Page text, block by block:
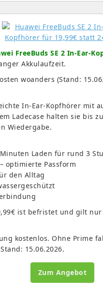
FreeBuds SE 2 In-Ear-
Akkulaufzeit.
woanders (Stand:
In-Ear-Kopfhörer mit
Ladecase halten sie bis
Wiedergabe.
Laden für rund 3
– optimierte Passform
den Alltag
ist befristet und gilt
kostenlos. Ohne Prime
15.06.2026.
Zum Angebot